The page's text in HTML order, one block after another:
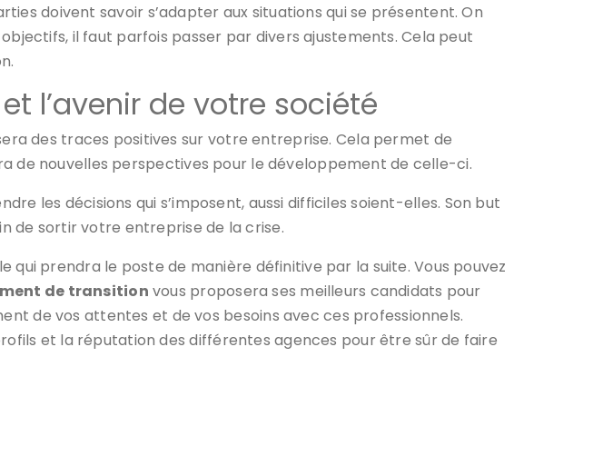
doivent savoir s’adapter aux situations qui se présentent. On
il faut parfois passer par divers ajustements. Cela peut
l’avenir de votre société
des traces positives sur votre entreprise. Cela permet de
de nouvelles perspectives pour le développement de celle-ci.
les décisions qui s’imposent, aussi difficiles soient-elles. Son but
de sortir votre entreprise de la crise.
prendra le poste de manière définitive par la suite. Vous pouvez
de transition vous proposera ses meilleurs candidats pour
de vos attentes et de vos besoins avec ces professionnels.
et la réputation des différentes agences pour être sûr de faire